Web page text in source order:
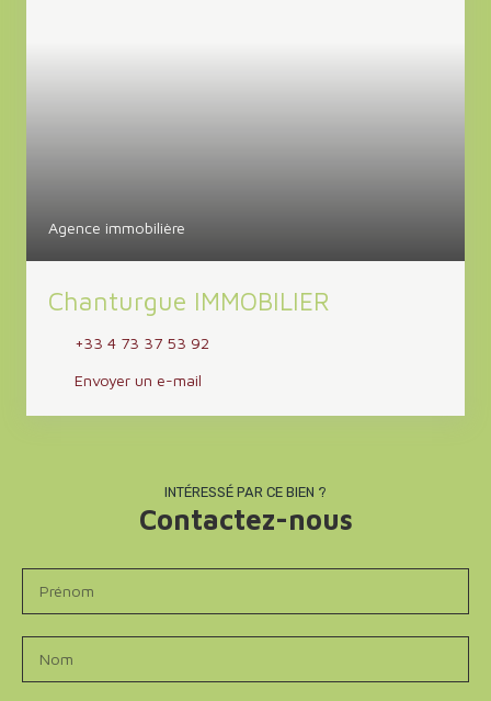
Agence immobilière
Chanturgue IMMOBILIER
+33 4 73 37 53 92
Envoyer un e-mail
INTÉRESSÉ PAR CE BIEN ?
Contactez-nous
Prénom
Nom